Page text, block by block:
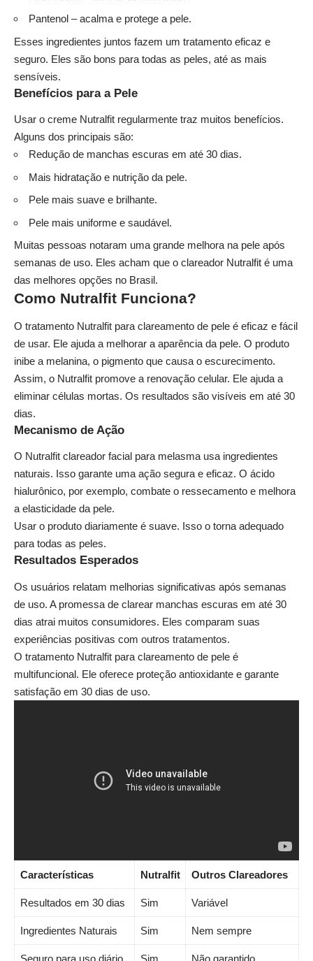
Pantenol – acalma e protege a pele.
Esses ingredientes juntos fazem um tratamento eficaz e
seguro. Eles são bons para todas as peles, até as mais
sensíveis.
Benefícios para a Pele
Usar o creme Nutralfit regularmente traz muitos benefícios.
Alguns dos principais são:
Redução de manchas escuras em até 30 dias.
Mais hidratação e nutrição da pele.
Pele mais suave e brilhante.
Pele mais uniforme e saudável.
Muitas pessoas notaram uma grande melhora na pele após
semanas de uso. Eles acham que o clareador Nutralfit é uma
das melhores opções no Brasil.
Como Nutralfit Funciona?
O tratamento Nutralfit para clareamento de pele é eficaz e fácil
de usar. Ele ajuda a melhorar a aparência da pele. O produto
inibe a melanina, o pigmento que causa o escurecimento.
Assim, o Nutralfit promove a renovação celular. Ele ajuda a
eliminar células mortas. Os resultados são visíveis em até 30
dias.
Mecanismo de Ação
O Nutralfit clareador facial para melasma usa ingredientes
naturais. Isso garante uma ação segura e eficaz. O ácido
hialurônico, por exemplo, combate o ressecamento e melhora
a elasticidade da pele.
Usar o produto diariamente é suave. Isso o torna adequado
para todas as peles.
Resultados Esperados
Os usuários relatam melhorias significativas após semanas
de uso. A promessa de clarear manchas escuras em até 30
dias atrai muitos consumidores. Eles comparam suas
experiências positivas com outros tratamentos.
O tratamento Nutralfit para clareamento de pele é
multifuncional. Ele oferece proteção antioxidante e garante
satisfação em 30 dias de uso.
Características Nutralfit Outros Clareadores
Resultados em 30 dias Sim Variável
Ingredientes Naturais Sim Nem sempre